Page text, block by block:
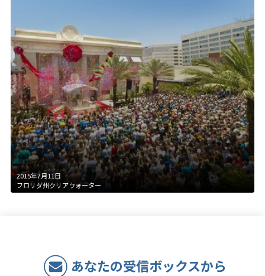
2015年7月11日
フロリダ州クリアウォーター
あなたの受信ボックスから